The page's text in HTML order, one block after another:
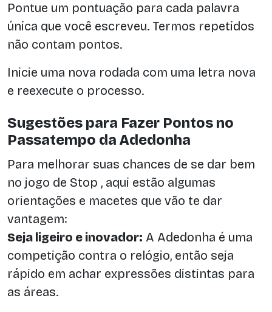
Pontue um pontuação para cada palavra
única que você escreveu. Termos repetidos
não contam pontos.
Inicie uma nova rodada com uma letra nova
e reexecute o processo.
Sugestões para Fazer Pontos no
Passatempo da Adedonha
Para melhorar suas chances de se dar bem
no jogo de Stop , aqui estão algumas
orientações e macetes que vão te dar
vantagem:
Seja ligeiro e inovador: A Adedonha é uma
competição contra o relógio, então seja
rápido em achar expressões distintas para
as áreas.